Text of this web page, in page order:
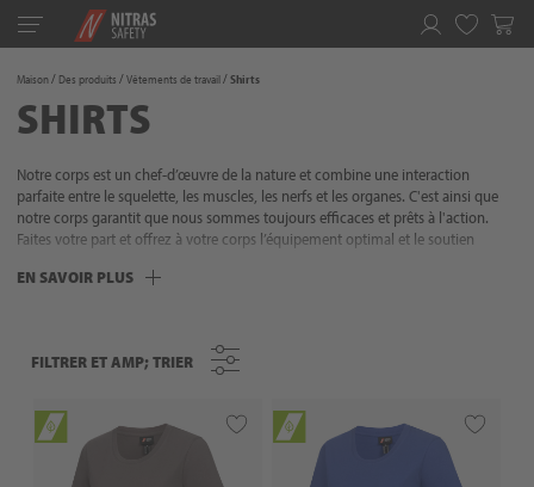
Toggle
navigation
Maison Des produits Vêtements de travail Shirts
SHIRTS
Notre corps est un chef-d’œuvre de la nature et combine une interaction
parfaite entre le squelette, les muscles, les nerfs et les organes. C'est ainsi que
notre corps garantit que nous sommes toujours efficaces et prêts à l'action.
Faites votre part et offrez à votre corps l’équipement optimal et le soutien
haute qualité, un design attrayant et Des détails réfléchis et pratiques. Nous
gens et de proposer des solutions adaptées à leurs besoins. Cela signifie que
vous pouvez vous concentrer pleinement sur ce qui est important : votre projet.
soient le vent et la météo !
EN SAVOIR PLUS
FILTRER ET AMP; TRIER
FILTRER ET AMP; TRIER